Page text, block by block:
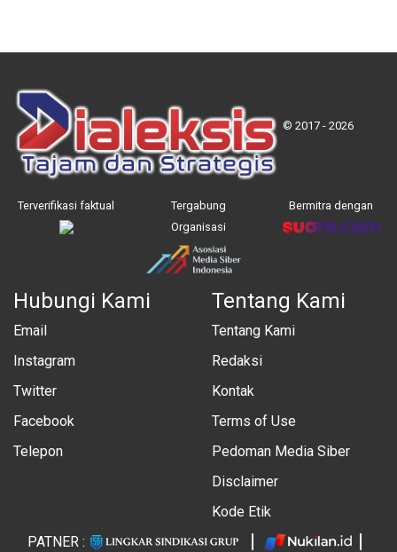
© 2017 - 2026
Terverifikasi faktual
Tergabung
Organisasi
Bermitra dengan
Hubungi Kami
Email
Instagram
Twitter
Facebook
Telepon
Tentang Kami
Tentang Kami
Redaksi
Kontak
Terms of Use
Pedoman Media Siber
Disclaimer
Kode Etik
PATNER :